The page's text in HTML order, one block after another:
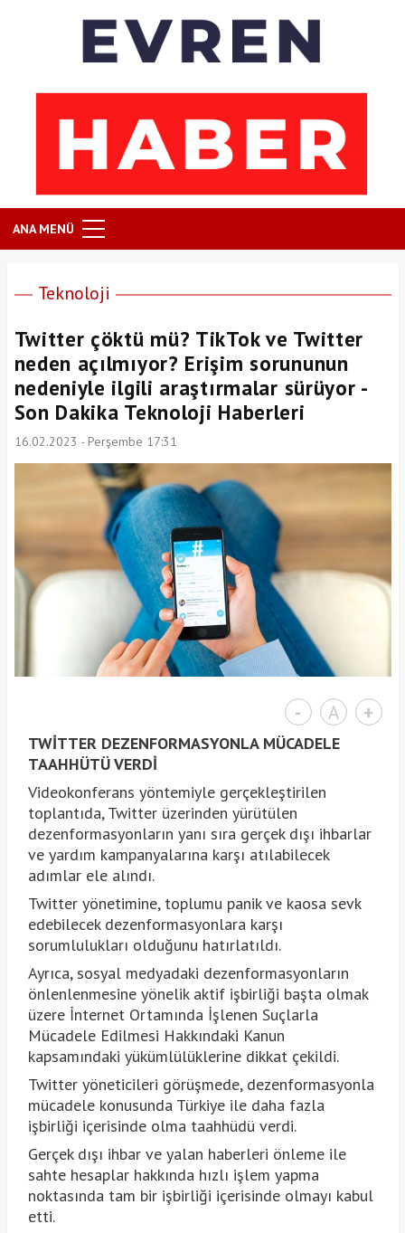
ANA MENÜ
Teknoloji
Twitter çöktü mü? TikTok ve Twitter
neden açılmıyor? Erişim sorununun
nedeniyle ilgili araştırmalar sürüyor -
Son Dakika Teknoloji Haberleri
16.02.2023 - Perşembe 17:31
- A +
TWİTTER DEZENFORMASYONLA MÜCADELE
TAAHHÜTÜ VERDİ
Videokonferans yöntemiyle gerçekleştirilen
toplantıda, Twitter üzerinden yürütülen
dezenformasyonların yanı sıra gerçek dışı ihbarlar
ve yardım kampanyalarına karşı atılabilecek
adımlar ele alındı.
Twitter yönetimine, toplumu panik ve kaosa sevk
edebilecek dezenformasyonlara karşı
sorumlulukları olduğunu hatırlatıldı.
Ayrıca, sosyal medyadaki dezenformasyonların
önlenlenmesine yönelik aktif işbirliği başta olmak
üzere İnternet Ortamında İşlenen Suçlarla
Mücadele Edilmesi Hakkındaki Kanun
kapsamındaki yükümlülüklerine dikkat çekildi.
Twitter yöneticileri görüşmede, dezenformasyonla
mücadele konusunda Türkiye ile daha fazla
işbirliği içerisinde olma taahhüdü verdi.
Gerçek dışı ihbar ve yalan haberleri önleme ile
sahte hesaplar hakkında hızlı işlem yapma
noktasında tam bir işbirliği içerisinde olmayı kabul
etti.